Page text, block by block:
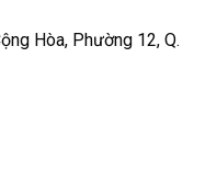
Hòa, Phường 12, Q.